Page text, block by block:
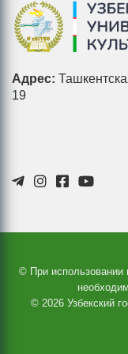
Адрес:
19
© При использовании
© 2026 Узбекский